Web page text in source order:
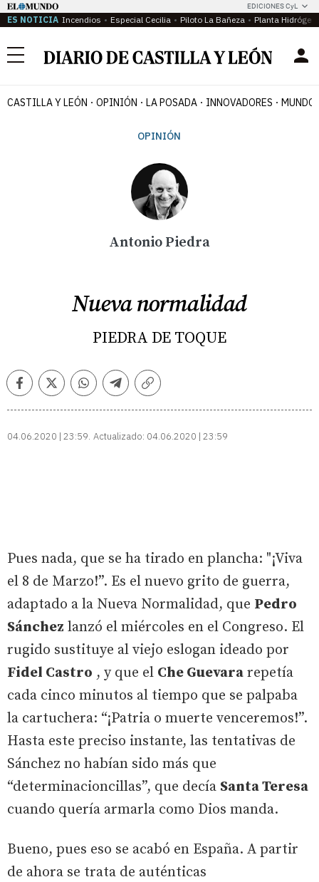
EDICIONES CyL
ES NOTICIA Incendios Especial Cecilia Piloto La Bañeza Planta
Menú
CASTILLA Y LEÓN OPINIÓN LA POSADA INNOVADORES MUNDO
OPINIÓN
Antonio Piedra
Nueva normalidad
PIEDRA DE TOQUE
FacebookTwitterWhatsappTelegramCopiar
04.06.2020 | 23:59 Actualizado: 04.06.2020 | 23:59
Pues nada, que se ha tirado en plancha: "¡Viva
el 8 de Marzo!”. Es el nuevo grito de guerra,
adaptado a la Nueva Normalidad, que Pedro
Sánchez lanzó el miércoles en el Congreso. El
rugido sustituye al viejo eslogan ideado por
Fidel Castro , y que el Che Guevara repetía
cada cinco minutos al tiempo que se palpaba
la cartuchera: “¡Patria o muerte venceremos!”.
Hasta este preciso instante, las tentativas de
Sánchez no habían sido más que
“determinacioncillas”, que decía Santa Teresa
cuando quería armarla como Dios manda.
Bueno, pues eso se acabó en España. A partir
de ahora se trata de auténticas